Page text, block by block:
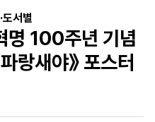
도서별
명 100주년 기념
랑새야》 포스터